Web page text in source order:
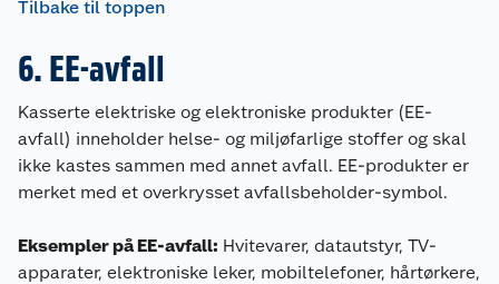
Tilbake til toppen
6. EE-avfall
Kasserte elektriske og elektroniske produkter (EE-
avfall) inneholder helse- og miljøfarlige stoffer og skal
ikke kastes sammen med annet avfall. EE-produkter er
merket med et overkrysset avfallsbeholder-symbol.
Eksempler på EE-avfall: Hvitevarer, datautstyr, TV-
apparater, elektroniske leker, mobiltelefoner, hårtørkere,